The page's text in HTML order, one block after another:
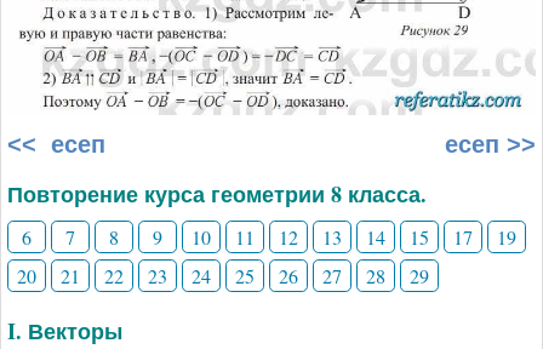
<< есеп есеп >>
Повторение курса геометрии 8 класса.
6 7 8 9 10 11 12 13 14 15 17
19
20
21 22 23 24 25 26 27 28 29
I. Векторы